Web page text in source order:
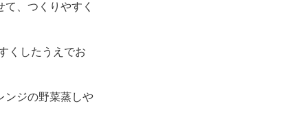
、つくりやすく
くしたうえでお
ンジの野菜蒸しや